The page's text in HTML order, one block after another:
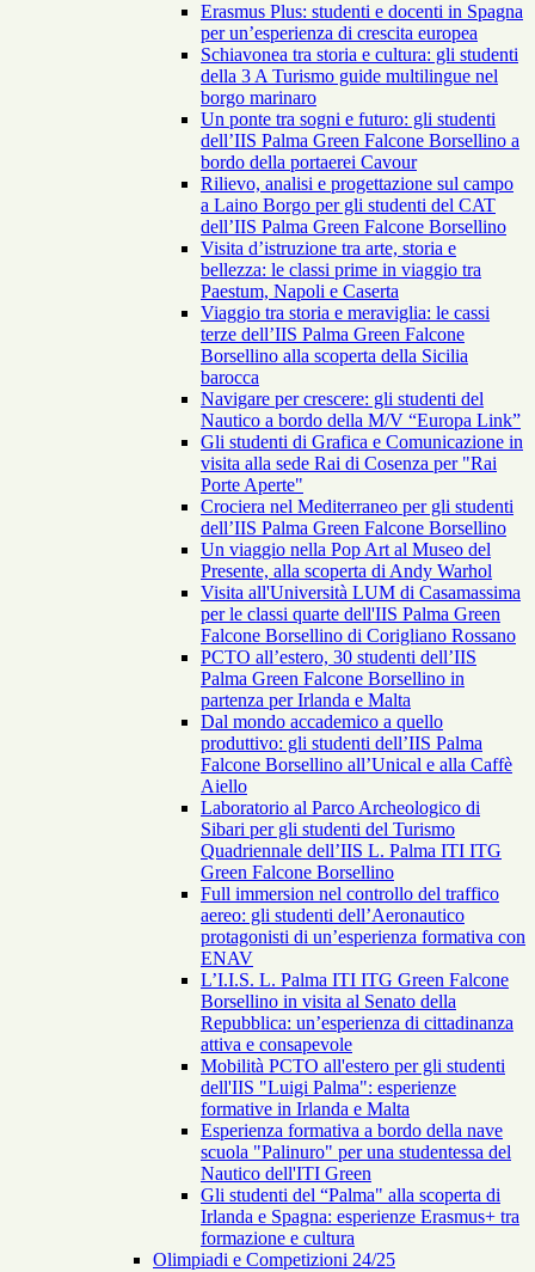
Erasmus Plus: studenti e docenti in Spagna
per un’esperienza di crescita europea
Schiavonea tra storia e cultura: gli studenti
della 3 A Turismo guide multilingue nel
borgo marinaro
Un ponte tra sogni e futuro: gli studenti
dell’IIS Palma Green Falcone Borsellino a
bordo della portaerei Cavour
Rilievo, analisi e progettazione sul campo
a Laino Borgo per gli studenti del CAT
dell’IIS Palma Green Falcone Borsellino
Visita d’istruzione tra arte, storia e
bellezza: le classi prime in viaggio tra
Paestum, Napoli e Caserta
Viaggio tra storia e meraviglia: le cassi
terze dell’IIS Palma Green Falcone
Borsellino alla scoperta della Sicilia
barocca
Navigare per crescere: gli studenti del
Nautico a bordo della M/V “Europa Link”
Gli studenti di Grafica e Comunicazione in
visita alla sede Rai di Cosenza per "Rai
Porte Aperte"
Crociera nel Mediterraneo per gli studenti
dell’IIS Palma Green Falcone Borsellino
Un viaggio nella Pop Art al Museo del
Presente, alla scoperta di Andy Warhol
Visita all'Università LUM di Casamassima
per le classi quarte dell'IIS Palma Green
Falcone Borsellino di Corigliano Rossano
PCTO all’estero, 30 studenti dell’IIS
Palma Green Falcone Borsellino in
partenza per Irlanda e Malta
Dal mondo accademico a quello
produttivo: gli studenti dell’IIS Palma
Falcone Borsellino all’Unical e alla Caffè
Aiello
Laboratorio al Parco Archeologico di
Sibari per gli studenti del Turismo
Quadriennale dell’IIS L. Palma ITI ITG
Green Falcone Borsellino
Full immersion nel controllo del traffico
aereo: gli studenti dell’Aeronautico
protagonisti di un’esperienza formativa con
ENAV
L’I.I.S. L. Palma ITI ITG Green Falcone
Borsellino in visita al Senato della
Repubblica: un’esperienza di cittadinanza
attiva e consapevole
Mobilità PCTO all'estero per gli studenti
dell'IIS "Luigi Palma": esperienze
formative in Irlanda e Malta
Esperienza formativa a bordo della nave
scuola "Palinuro" per una studentessa del
Nautico dell'ITI Green
Gli studenti del “Palma" alla scoperta di
Irlanda e Spagna: esperienze Erasmus+ tra
formazione e cultura
Olimpiadi e Competizioni 24/25